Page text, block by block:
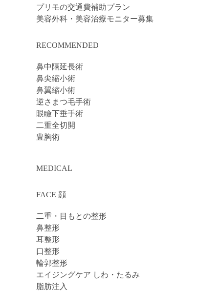
プリモの交通費補助プラン
美容外科・美容治療モニター募集
RECOMMENDED
鼻中隔延長術
鼻尖縮小術
鼻翼縮小術
逆さまつ毛手術
眼瞼下垂手術
二重全切開
豊胸術
MEDICAL
FACE 顔
二重・目もとの整形
鼻整形
耳整形
口整形
輪郭整形
エイジングケア しわ・たるみ
脂肪注入